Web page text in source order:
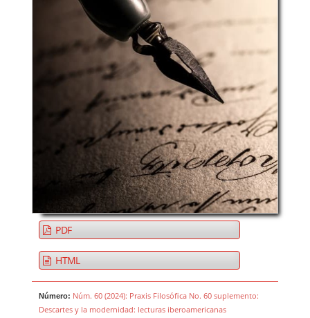
PDF
HTML
Número: Núm. 60 (2024): Praxis Filosófica No. 60 suplemento:
Descartes y la modernidad: lecturas iberoamericanas